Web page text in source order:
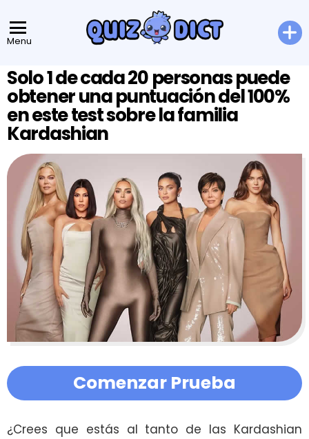
Menu
Solo 1 de cada 20 personas puede
obtener una puntuación del 100%
en este test sobre la familia
Kardashian
Comenzar Prueba
¿Crees que estás al tanto de las Kardashian